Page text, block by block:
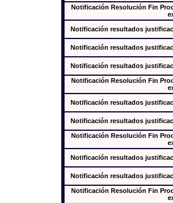
Notificación Resolución Fin
Notificación resultados
Notificación resultados
Notificación resultados
Notificación Resolución Fin
Notificación resultados
Notificación resultados
Notificación Resolución Fin
Notificación resultados
Notificación resultados
Notificación Resolución Fin